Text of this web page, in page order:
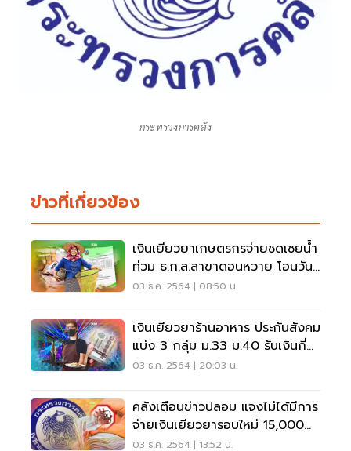
กระทรวงการคลัง
ข่าวที่เกี่ยวข้อง
เงินเยียวยาเกษตรกรจ่ายชดเชยน้ำ
ท่วม ธ.ก.ส.สาขาดอนหวาย โอนวัน
ไหนเช็คด่วน
03 ธ.ค. 2564 | 08:50 น.
เงินเยียวยาร้านอาหาร ประกันสังคม
แบ่ง 3 กลุ่ม ม.33 ม.40 รับเงินกี่
บาทดูที่นี่
03 ธ.ค. 2564 | 20:03 น.
คลังเตือนข่าวปลอม แจงไม่ได้มีการ
จ่ายเงินเยียวยารอบใหม่ 15,000
บาท
03 ธ.ค. 2564 | 13:52 น.